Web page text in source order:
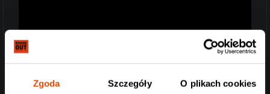
Zgoda Szczegóły O plikach cookies